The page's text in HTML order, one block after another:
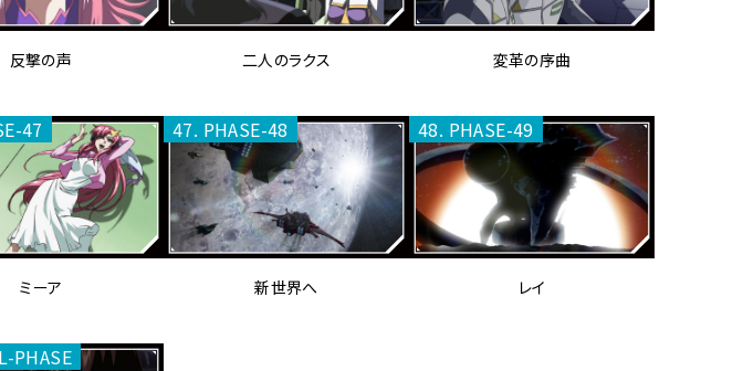
反撃の声 二人のラクス 変革の序曲
47
ミーア
47. PHASE-48
新世界へ
48. PHASE-49
レイ
PHASE